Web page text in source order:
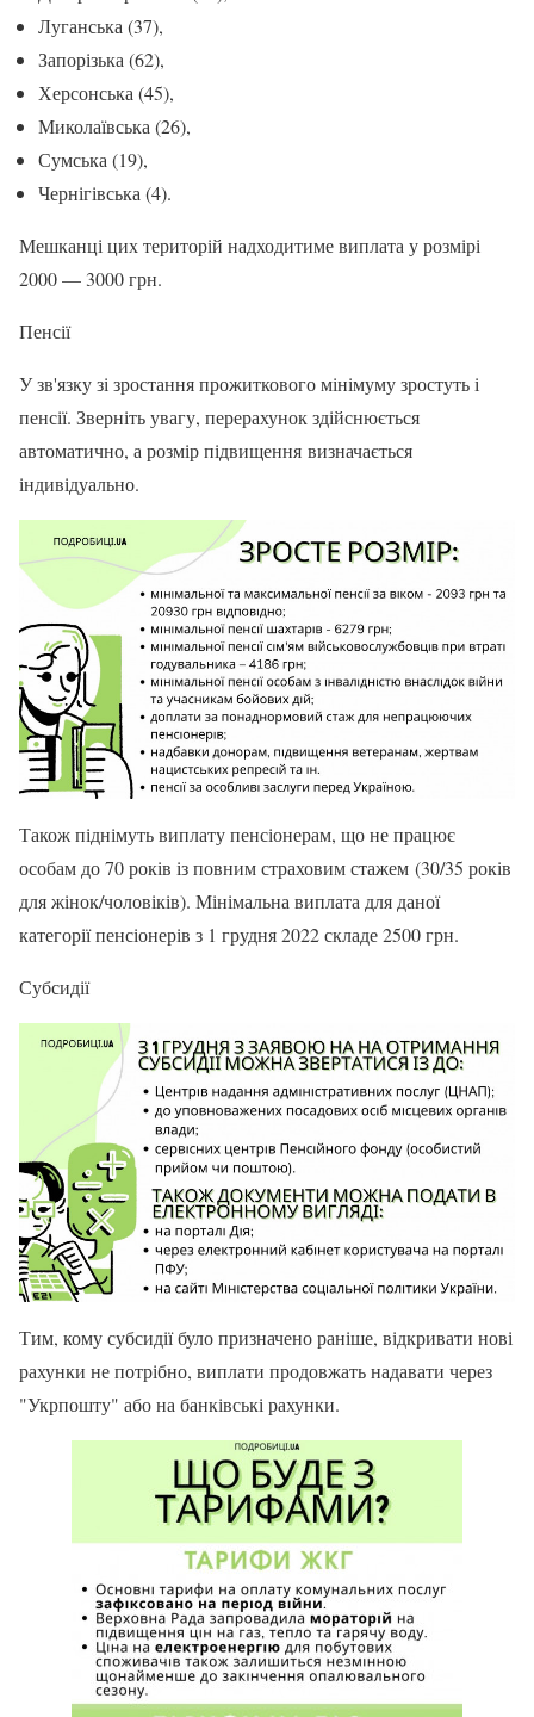
Луганська (37),
Запорізька (62),
Херсонська (45),
Миколаївська (26),
Сумська (19),
Чернігівська (4).
Мешканці цих територій надходитиме виплата у розмірі
2000 — 3000 грн.
Пенсії
У зв'язку зі зростання прожиткового мінімуму зростуть і
пенсії. Зверніть увагу, перерахунок здійснюється
автоматично, а розмір підвищення визначається
індивідуально.
Також піднімуть виплату пенсіонерам, що не працює
особам до 70 років із повним страховим стажем (30/35 років
для жінок/чоловіків). Мінімальна виплата для даної
категорії пенсіонерів з 1 грудня 2022 складе 2500 грн.
Субсидії
Тим, кому субсидії було призначено раніше, відкривати нові
рахунки не потрібно, виплати продовжать надавати через
"Укрпошту" або на банківські рахунки.